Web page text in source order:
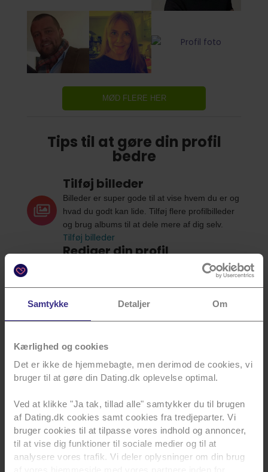
Samtykke Detaljer Om
Kærlighed og cookies
Det er ikke de hjemmebagte, men derimod de cookies, vi
bruger til at gøre din Dating.dk oplevelse optimal.
Ved at klikke "Ja tak, tillad alle" samtykker du til brugen
af Dating.dk cookies samt cookies fra tredjeparter. Vi
bruger cookies til at tilpasse vores indhold og annoncer,
til at vise dig funktioner til sociale medier og til at
analysere vores trafik. Vi deler oplysninger om din brug
MØD FLERE HER
Tips til at gøre din profil
bedre
Tilføj billeder
Billeder er super gode til at vise hvem du er og
hvad du godt kan lide. Tilføj flere profilbilleder
og brug albums til at dele mere af dig selv.
Tilføj billeder
Rediger din profil
Lav en beskrivelse af dig selv, fortæl om dine
Rediger nu
Udfyld din matchprofil
Hjælp os med at finde det helt perfekte match
dag.Udfyld her